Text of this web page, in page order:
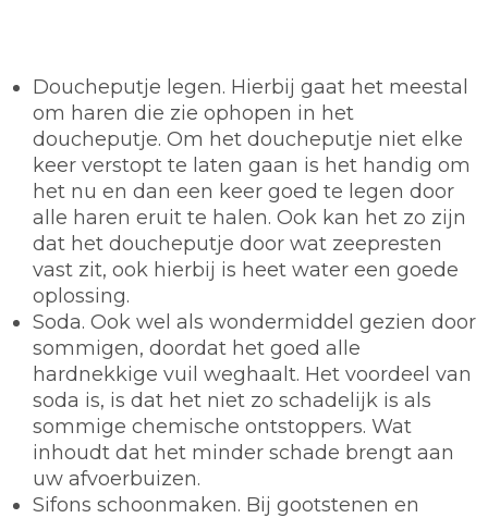
Doucheputje legen. Hierbij gaat het meestal
om haren die zie ophopen in het
doucheputje. Om het doucheputje niet elke
keer verstopt te laten gaan is het handig om
het nu en dan een keer goed te legen door
alle haren eruit te halen. Ook kan het zo zijn
dat het doucheputje door wat zeepresten
vast zit, ook hierbij is heet water een goede
oplossing.
Soda. Ook wel als wondermiddel gezien door
sommigen, doordat het goed alle
hardnekkige vuil weghaalt. Het voordeel van
soda is, is dat het niet zo schadelijk is als
sommige chemische ontstoppers. Wat
inhoudt dat het minder schade brengt aan
uw afvoerbuizen.
Sifons schoonmaken. Bij gootstenen en